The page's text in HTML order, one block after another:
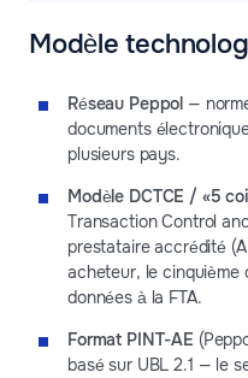
Modèle
Réseau Peppol —
documents
plusieurs pays.
Modèle DCTCE / «5
Transaction Control
prestataire accrédité
acheteur, le cinquième
données à la FTA.
Format PINT-AE
basé sur UBL 2.1 — le